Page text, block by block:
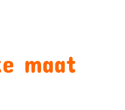
maat